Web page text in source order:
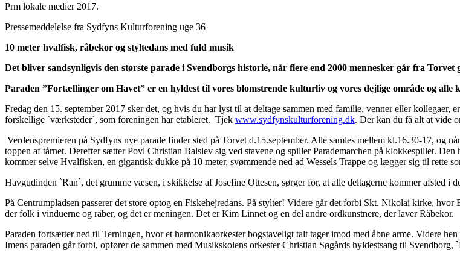
Prm lokale medier 2017.
Pressemeddelelse fra Sydfyns Kulturforening uge 36
10 meter hvalfisk, råbekor og styltedans med fuld musik
Det bliver sandsynligvis den største parade i Svendborgs historie, når flere end 2000 mennesker går fra
Paraden ”Fortællinger om Havet” er en hyldest til vores blomstrende kulturliv og vores dejlige område og alle
Fredag den 15. september 2017 sker det, og hvis du har lyst til at deltage sammen med familie, venner eller
forskellige `værksteder`, som foreningen har etableret. Tjek www.sydfynskulturforening.dk. Der kan du få alt at vide
Verdenspremieren på Sydfyns nye parade finder sted på Torvet d.15.september. Alle samles mellem kl.16.30-17, og
toppen af tårnet. Derefter sætter Povl Christian Balslev sig ved stavene og spiller Parademarchen på klokkespillet.
kommer selve Hvalfisken, en gigantisk dukke på 10 meter, svømmende ned ad Wessels Trappe og lægger sig til rette
Havgudinden `Ran`, det grumme væsen, i skikkelse af Josefine Ottesen, sørger for, at alle deltagerne kommer afsted i
På Centrumpladsen passerer det store optog en Fiskehejredans. På stylter! Videre går det forbi Skt. Nikolai kirke,
der folk i vinduerne og råber, og det er meningen. Det er Kim Linnet og en del andre ordkunstnere, der laver Råbekor.
Paraden fortsætter ned til Terningen, hvor et harmonikaorkester bogstaveligt talt tager imod med åbne arme. Videre
Imens paraden går forbi, opfører de sammen med Musikskolens orkester Christian Søgårds hyldestsang til Svendborg,